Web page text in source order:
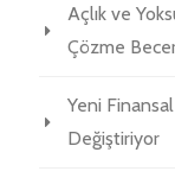
Açlık ve
Çözme
Yeni
Değiştiriyor